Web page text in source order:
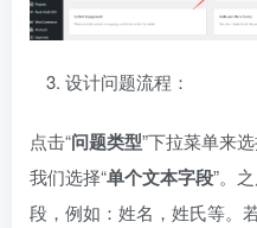
设计问题流程：
点击“问题类型”下拉菜单来
我们选择“单个文本字段”。
段，例如：姓名，姓氏等。